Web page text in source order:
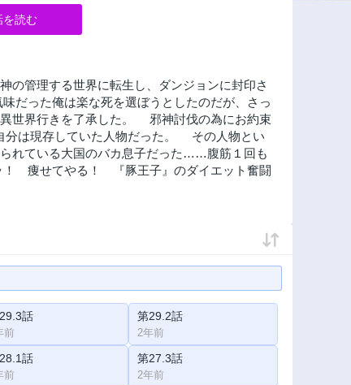
読む
の管理する世界に転生し、ダンジョンに封印さ
だった俺は楽な死を選ぼうとしたのだが、さっ
世界行きを了承した。 邪神討伐の為にお約束
分は現存していた人物だった。 その人物とい
れている大国のバカ息子だった……腹筋１回も
痩せてやる！ 『豚王子』のダイエット奮闘
話
前
第29.2話
2年前
話
前
第27.3話
2年前